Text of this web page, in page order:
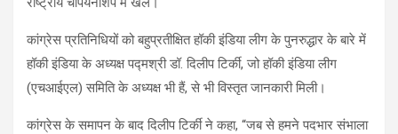
कांग्रेस प्रतिनिधियों को बहुप्रतीक्षित हॉकी इंडिया लीग के पुनरुद्धार के बारे में
हॉकी इंडिया के अध्यक्ष पद्मश्री डॉ. दिलीप टिर्की, जो हॉकी इंडिया लीग
(एचआईएल) समिति के अध्यक्ष भी हैं, से भी विस्तृत जानकारी मिली।
कांग्रेस के समापन के बाद दिलीप टिर्की ने कहा, “जब से हमने पदभार संभाला